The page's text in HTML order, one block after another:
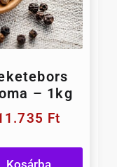
– 1kg
Ft
Kosárba